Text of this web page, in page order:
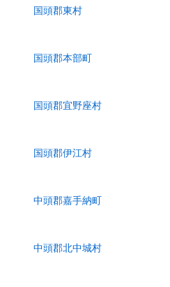
国頭郡東村
国頭郡本部町
国頭郡宜野座村
国頭郡伊江村
中頭郡嘉手納町
中頭郡北中城村